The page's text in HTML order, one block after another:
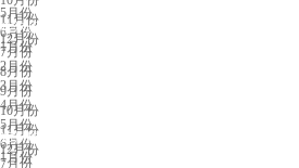
11月份
12月份
5月份
6月份
7月份
8月份
9月份
10月份
11月份
12月份
哈尔滨展会
1月份
2月份
3月份
4月份
5月份
6月份
7月份
郑州展会排期
1月份